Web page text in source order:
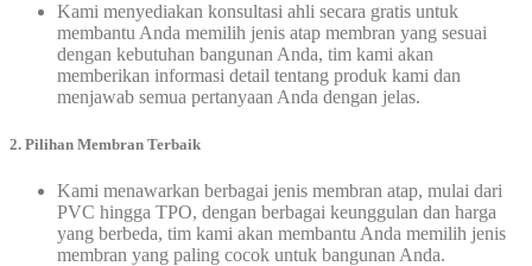
Kami menyediakan konsultasi ahli secara gratis untuk
membantu Anda memilih jenis atap membran yang sesuai
dengan kebutuhan bangunan Anda, tim kami akan
memberikan informasi detail tentang produk kami dan
menjawab semua pertanyaan Anda dengan jelas.
2. Pilihan Membran Terbaik
Kami menawarkan berbagai jenis membran atap, mulai dari
PVC hingga TPO, dengan berbagai keunggulan dan harga
yang berbeda, tim kami akan membantu Anda memilih jenis
membran yang paling cocok untuk bangunan Anda.